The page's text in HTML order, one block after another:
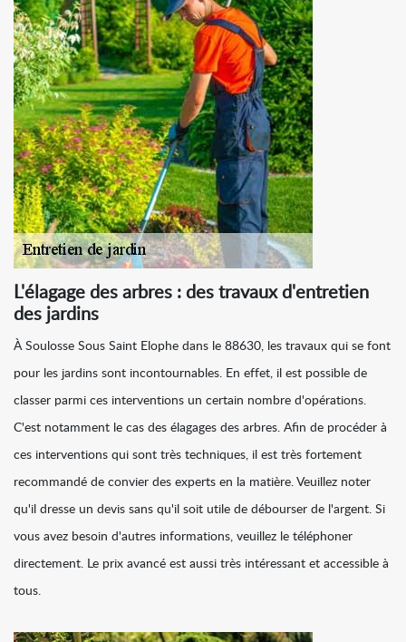
L'élagage des arbres : des travaux d'entretien
des jardins
À Soulosse Sous Saint Elophe dans le 88630, les travaux qui se font
pour les jardins sont incontournables. En effet, il est possible de
classer parmi ces interventions un certain nombre d'opérations.
C'est notamment le cas des élagages des arbres. Afin de procéder à
ces interventions qui sont très techniques, il est très fortement
recommandé de convier des experts en la matière. Veuillez noter
qu'il dresse un devis sans qu'il soit utile de débourser de l'argent. Si
vous avez besoin d'autres informations, veuillez le téléphoner
directement. Le prix avancé est aussi très intéressant et accessible à
tous.